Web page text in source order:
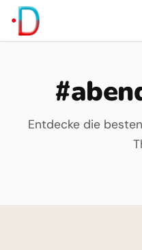
Entdecke die